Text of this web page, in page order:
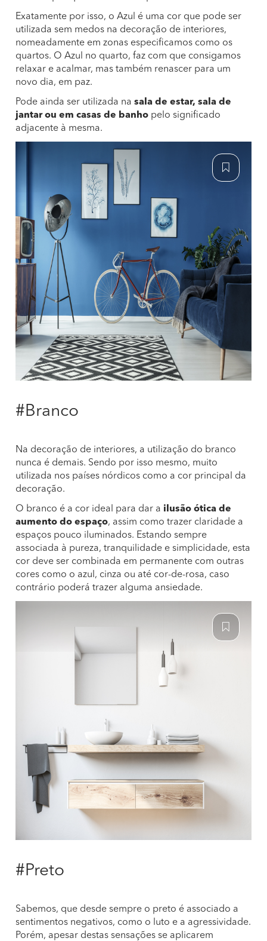
Exatamente por isso, o Azul é uma cor que pode ser
utilizada sem medos na decoração de interiores,
nomeadamente em zonas especificamos como os
quartos. O Azul no quarto, faz com que consigamos
relaxar e acalmar, mas também renascer para um
novo dia, em paz.
Pode ainda ser utilizada na sala de estar, sala de
jantar ou em casas de banho pelo significado
adjacente à mesma.
#Branco
Na decoração de interiores, a utilização do branco
nunca é demais. Sendo por isso mesmo, muito
utilizada nos países nórdicos como a cor principal da
decoração.
O branco é a cor ideal para dar a ilusão ótica de
aumento do espaço, assim como trazer claridade a
espaços pouco iluminados. Estando sempre
associada à pureza, tranquilidade e simplicidade, esta
cor deve ser combinada em permanente com outras
cores como o azul, cinza ou até cor-de-rosa, caso
contrário poderá trazer alguma ansiedade.
#Preto
Sabemos, que desde sempre o preto é associado a
sentimentos negativos, como o luto e a agressividade.
Porém, apesar destas sensações se aplicarem